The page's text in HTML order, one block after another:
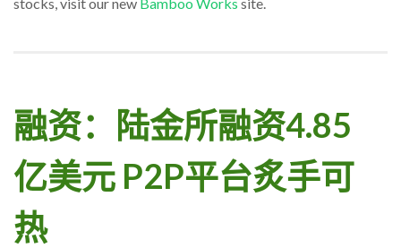
stocks, visit our new Bamboo Works site.
融资：陆金所融资4.85
亿美元 P2P平台炙手可
热